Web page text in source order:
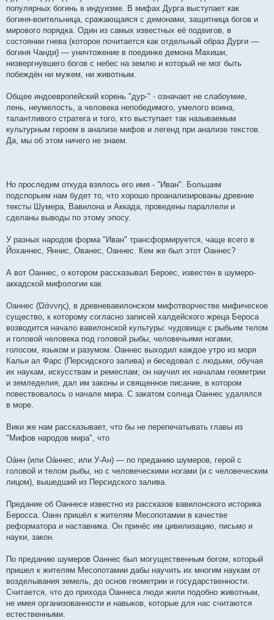
популярных богинь в индуизме. В мифах Дурга выступает как
богиня-воительница, сражающаяся с демонами, защитница богов и
мирового порядка. Один из самых известных её подвигов, в
состоянии гнева (которое почитается как отдельный образ Дурги —
богиня Чанди) — уничтожение в поединке демона Махиши,
низвергнувшего богов с небес на землю и который не мог быть
побеждён ни мужем, ни животным.
Общее индоевропейский корень "дур-" - означает не слабоумие,
лень, неумелость, а человека непобедимого, умелого воина,
талантливого стратега и того, кто выступает так называемым
культурным героем в анализе мифов и легенд при анализе текстов.
Да, мы об этом ничего не знаем.
Но проследим откуда взялось его имя - "Иван". Большим
подспорьем нам будет то, что хорошо проанализированы древние
тексты Шумера, Вавилона и Аккада, проведены параллели и
сделаны выводы по этому эпосу.
У разных народов форма "Иван" трансформируется, чаще всего в
Йоханнес, Яннис, Ованес, Оаннес. Кем же был этот Оаннес?
А вот Оаннес, о котором рассказывал Бероес, известен в шумеро-
аккадской мифологии как
Оаннес (Ώάννης), в древневавилонском мифотворчестве мифическое
существо, к которому согласно записей халдейского жреца Бероса
возводится начало вавилонской культуры: чудовище с рыбьим телом
и головой человека под головой рыбы, человечьими ногами,
голосом, языком и разумом. Оаннес выходил каждое утро из моря
Кальи ал Фарс (Персидского залива) и беседовал с людьми, обучая
их наукам, искусствам и ремеслам; он научил их началам геометрии
и земледелия, дал им законы и священное писание, в котором
повествовалось о начале мира. С закатом солнца Оаннес удалялся
в море.
Вики же нам рассказывает, что бы не перепечатывать главы из
"Мифов народов мира", что
Оа́нн (или Оа́ннес, или У-Ан) — по преданию шумеров, герой с
головой и телом рыбы, но с человеческими ногами (и с человеческим
лицом), вышедший из Персидского залива.
Предание об Оаннесе известно из рассказов вавилонского историка
Беросса. Оанн пришёл к жителям Месопотамии в качестве
реформатора и наставника. Он принёс им цивилизацию, письмо и
науки, закон.
По преданию шумеров Оаннес был могущественным богом, который
пришел к жителям Месопотамии дабы научить их многим наукам от
возделывания земель, до основ геометрии и государственности.
Считается, что до прихода Оаннеса люди жили подобно животным,
не имея организованности и навыков, которые для нас считаются
естественными.